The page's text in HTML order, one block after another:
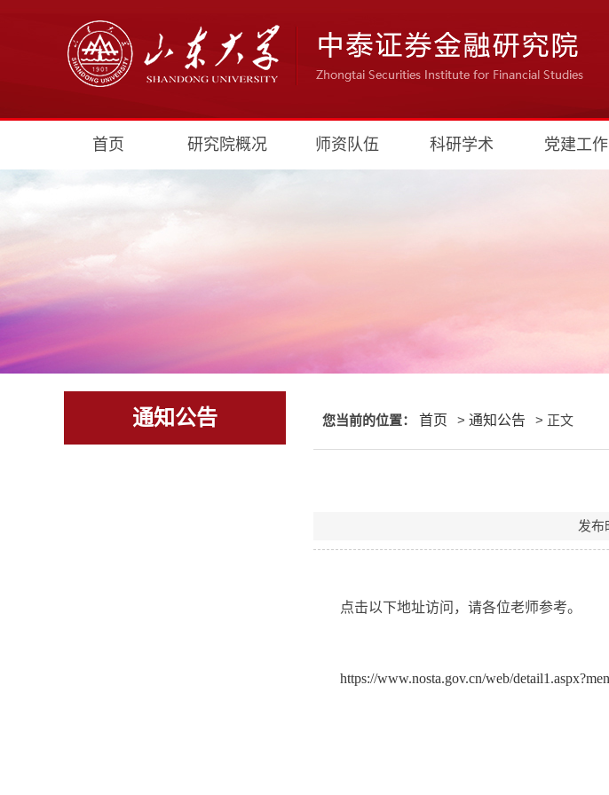
首页 研究院概况 师资队伍 科研学术 党建工作
通知公告 您当前的位置： 首页 > 通知公告 > 正文
发
点击以下地址访问，请各位老师参考。
https://www.nosta.gov.cn/web/